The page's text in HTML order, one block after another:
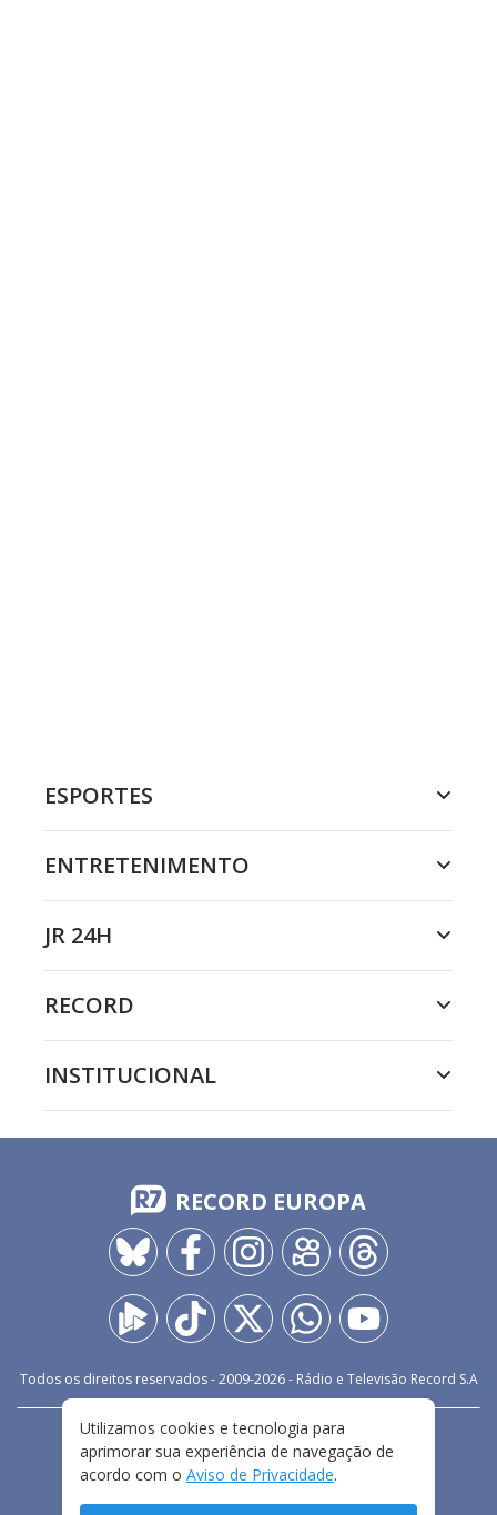
ESPORTES
ENTRETENIMENTO
JR 24H
RECORD
INSTITUCIONAL
RECORD EUROPA
Todos os direitos reservados - 2009-2026- Rádio e Televisão Record S.A
FALE CONOSCO
PRIVACIDADE
TERMOS E CONDIÇÕES DE USO
Utilizamos cookies e tecnologia para
aprimorar sua experiência de navegação de
acordo com o Aviso de Privacidade.